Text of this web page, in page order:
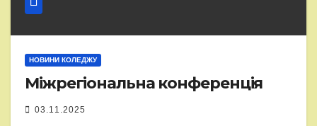
НОВИНИ КОЛЕДЖУ
Міжрегіональна конференція
03.11.2025